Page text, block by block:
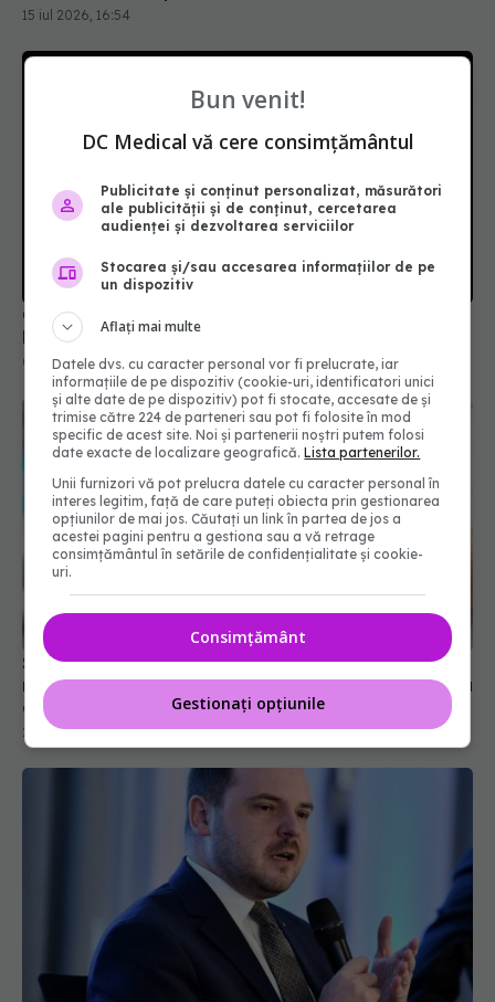
Colebil și Panzcebil, blocate la vânzare în
România. Anunțul făcut de Biofarm
04 aug 2026, 19:47
Spitalul „M.S. Curie” primește 22 de asistenți
medicali. Ministrul Sănătății: „Nu putem abandona
23 iul 2026, 15:49
Alexandru Rogobete, mesaj din mijlocul grevei de
avertisment care zguduie sistemul sanitar
20 iul 2026, 16:40
Bun venit!
DC Medical vă cere consimțământul
Publicitate și conținut personalizat, măsurători
ale publicității și de conținut, cercetarea
audienței și dezvoltarea serviciilor
Stocarea și/sau accesarea informațiilor de pe
un dispozitiv
Aflați mai multe
Datele dvs. cu caracter personal vor fi prelucrate, iar
informațiile de pe dispozitiv (cookie-uri, identificatori unici
și alte date de pe dispozitiv) pot fi stocate, accesate de și
trimise către 224 de parteneri sau pot fi folosite în mod
specific de acest site. Noi și partenerii noștri putem folosi
date exacte de localizare geografică.Lista partenerilor.
Unii furnizori vă pot prelucra datele cu caracter personal în
interes legitim, față de care puteți obiecta prin gestionarea
opțiunilor de mai jos. Căutați un link în partea de jos a
acestei pagini pentru a gestiona sau a vă retrage
consimțământul în setările de confidențialitate și cookie-
uri.
Consimțământ
Gestionați opțiunile